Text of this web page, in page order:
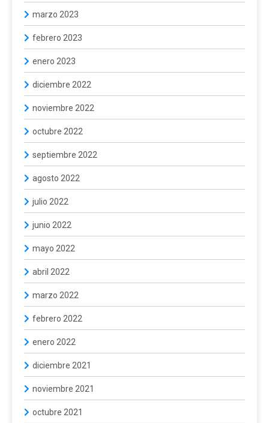
marzo 2023
febrero 2023
enero 2023
diciembre 2022
noviembre 2022
octubre 2022
septiembre 2022
agosto 2022
julio 2022
junio 2022
mayo 2022
abril 2022
marzo 2022
febrero 2022
enero 2022
diciembre 2021
noviembre 2021
octubre 2021